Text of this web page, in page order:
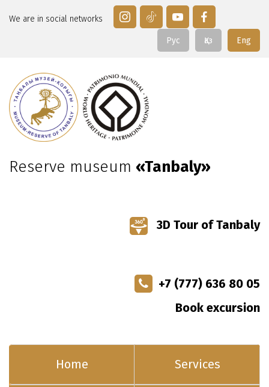
We are in social networks
Eng
Қаз
Рус
Reserve museum «Tanbaly»
3D Tour of Tanbaly
+7 (777) 636 80 05
Book excursion
Home Services